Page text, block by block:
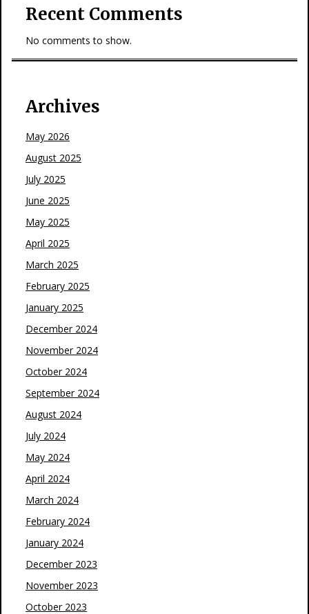
Recent Comments
No comments to show.
Archives
May 2026
August 2025
July 2025
June 2025
May 2025
April 2025
March 2025
February 2025
January 2025
December 2024
November 2024
October 2024
September 2024
August 2024
July 2024
May 2024
April 2024
March 2024
February 2024
January 2024
December 2023
November 2023
October 2023